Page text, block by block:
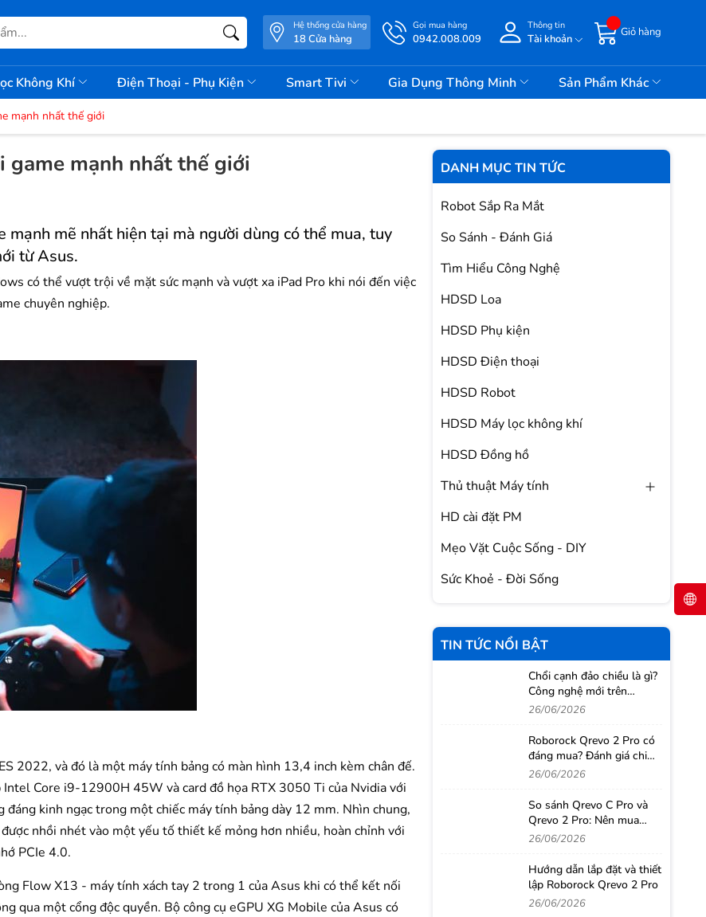
Hệ thống cửa hàng
18 Cửa hàng
Gọi mua hàng
0942.008.009
Thông tin
Tài khoản
Giỏ hàng
Không Khí Điện Thoại - Phụ Kiện Smart Tivi Gia Dụng Thông Minh Sản Phẩm Khác
mạnh nhất thế giới
mạnh nhất thế giới
mạnh mẽ nhất hiện tại mà người dùng có thể mua, tuy
từ Asus.
có thể vượt trội về mặt sức mạnh và vượt xa iPad Pro khi nói đến việc
chuyên nghiệp.
2022, và đó là một máy tính bảng có màn hình 13,4 inch kèm chân đế.
Core i9-12900H 45W và card đồ họa RTX 3050 Ti của Nvidia với
kinh ngạc trong một chiếc máy tính bảng dày 12 mm. Nhìn chung,
nhồi nhét vào một yếu tố thiết kế mỏng hơn nhiều, hoàn chỉnh với
PCIe 4.0.
Flow X13 - máy tính xách tay 2 trong 1 của Asus khi có thể kết nối
qua một cổng độc quyền. Bộ công cụ eGPU XG Mobile của Asus có
DANH MỤC TIN TỨC
Robot Sắp Ra Mắt
So Sánh - Đánh Giá
Tìm Hiểu Công Nghệ
HDSD Loa
HDSD Phụ kiện
HDSD Điện thoại
HDSD Robot
HDSD Máy lọc không khí
HDSD Đồng hồ
Thủ thuật Máy tính
HD cài đặt PM
Mẹo Vặt Cuộc Sống - DIY
Sức Khoẻ - Đời Sống
TIN TỨC NỔI BẬT
Chổi cạnh đảo chiều là gì?
Công nghệ mới trên
Roborock Qrevo 2 Pro
26/06/2026
Roborock Qrevo 2 Pro có
đáng mua? Đánh giá chi
tiết sau thời gian sử dụng
26/06/2026
So sánh Qrevo C Pro và
Qrevo 2 Pro: Nên mua
robot hút bụi nào?
26/06/2026
Hướng dẫn lắp đặt và thiết
lập Roborock Qrevo 2 Pro
26/06/2026